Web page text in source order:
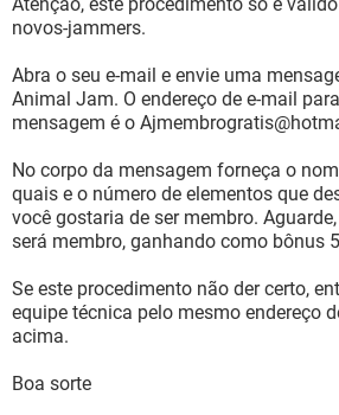
novos-jammers.
Abra o seu e-mail e envie uma
Animal Jam. O endereço de e-mail
mensagem é o
No corpo da mensagem forneça o
quais e o número de elementos que
você gostaria de ser membro.
será membro, ganhando como bônus
Se este procedimento não der certo,
equipe técnica pelo mesmo endereço
acima.
Boa sorte